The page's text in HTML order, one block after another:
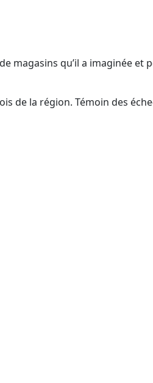
magasins qu’il a imaginée et
de la région. Témoin des